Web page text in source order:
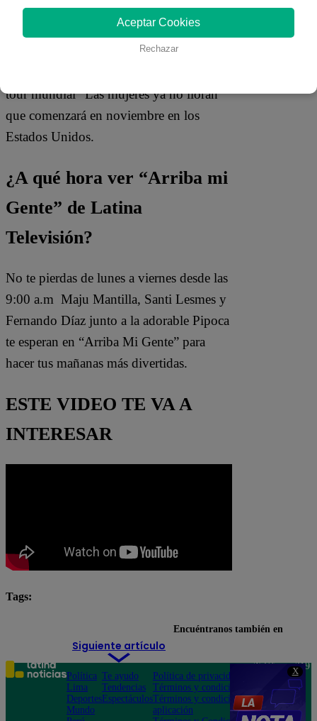
X
llevaría como título “Soltera” y saldría
muy pronto. Asimismo, según
cibernautas, Shakira lanzaría esta canción
tour mundial “Las mujeres ya no lloran”
que comenzará en noviembre en los
Estados Unidos.
¿A qué hora ver “Arriba mi
Gente” de Latina
Televisión?
No te pierdas de lunes a viernes desde las
9:00 a.m Maju Mantilla, Santi Lesmes y
Fernando Díaz junto a la adorable Pipoca
te esperan en “Arriba Mi Gente” para
hacer tus mañanas más divertidas.
ESTE VIDEO TE VA A
INTERESAR
Tags:
Siguiente artículo
Aceptar Cookies
Rechazar
Encuéntranos también en
Política
Lima
Deportes
Mundo
Te ayudo
Tendencias
Espectáculos
Política de privacidad
Términos y condiciones
Términos y condiciones
aplicación
Teléfono: 219
Av. San
Felipe 968
Jesús María